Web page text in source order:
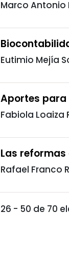
Marco Antonio
Eutimio Mejía
Aportes
Fabiola Loaiza
Las
Rafael Franco
26 - 50 de 70